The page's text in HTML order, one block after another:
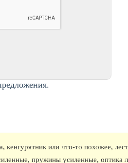
кенгурятник или что-то похожее,
пружины усиленные, оптика